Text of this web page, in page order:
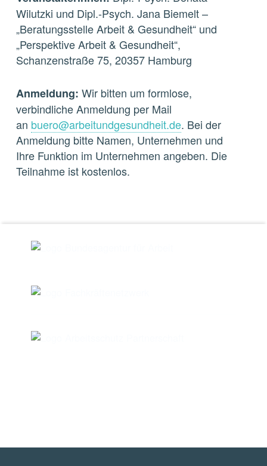
Wilutzki und Dipl.-Psych. Jana Biemelt –
„Beratungsstelle Arbeit & Gesundheit“ und
„Perspektive Arbeit & Gesundheit“,
Schanzenstraße 75, 20357 Hamburg
Anmeldung: Wir bitten um formlose,
verbindliche Anmeldung per Mail
an buero@arbeitundgesundheit.de. Bei der
Anmeldung bitte Namen, Unternehmen und
Ihre Funktion im Unternehmen angeben. Die
Teilnahme ist kostenlos.